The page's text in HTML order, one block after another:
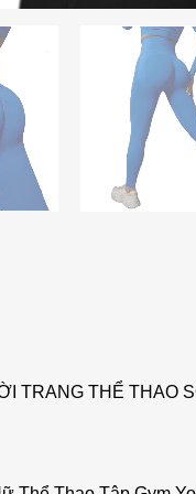
TRANG THỂ THAO